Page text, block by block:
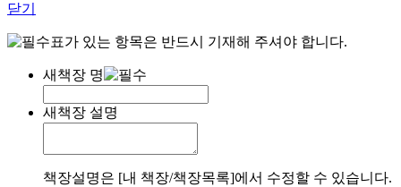
닫기
표가 있는 항목은 반드시 기재해 주셔야 합니다.
새책장 명
새책장 설명
책장설명은 [내 책장/책장목록]에서 수정할 수 있습니다.